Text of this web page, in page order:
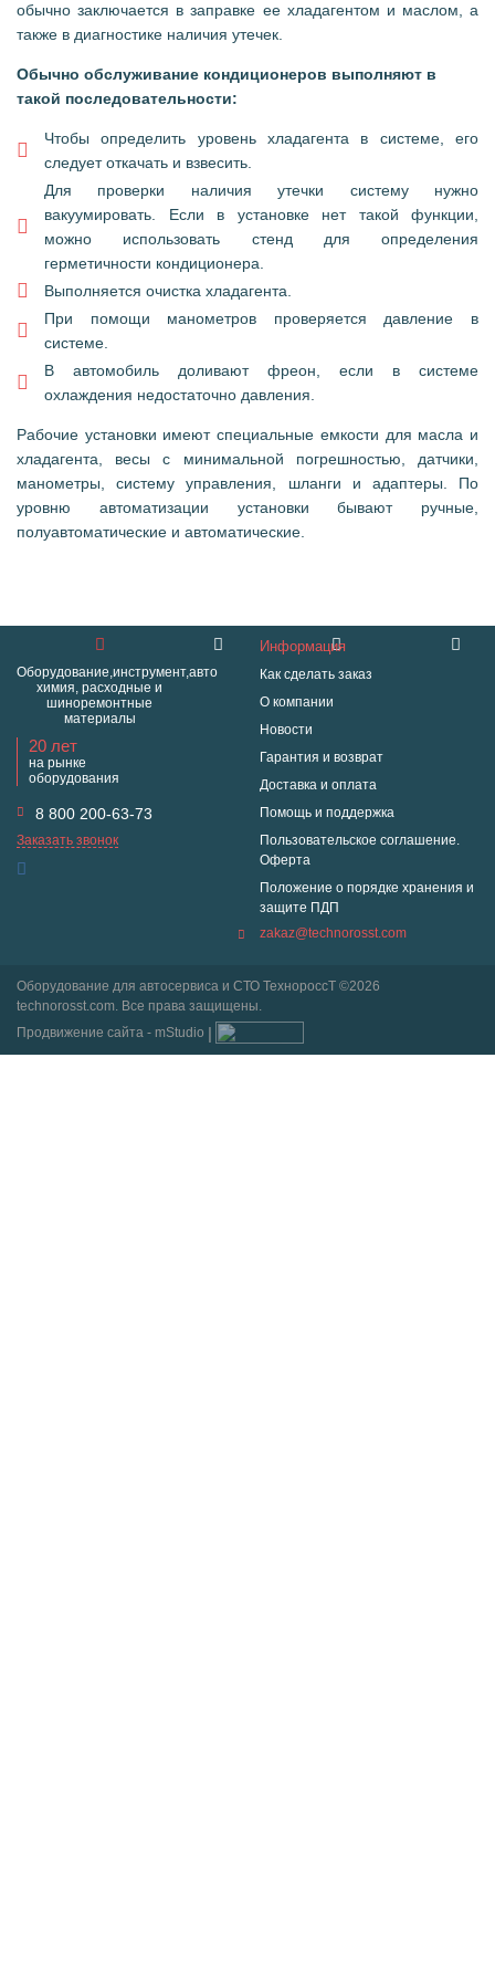
обычно заключается в заправке ее хладагентом и маслом, а
также в диагностике наличия утечек.
Обычно обслуживание кондиционеров выполняют в
такой последовательности:
Чтобы определить уровень хладагента в системе, его
следует откачать и взвесить.
Для проверки наличия утечки систему нужно
вакуумировать. Если в установке нет такой функции,
можно использовать стенд для определения
герметичности кондиционера.
Выполняется очистка хладагента.
При помощи манометров проверяется давление в
системе.
В автомобиль доливают фреон, если в системе
охлаждения недостаточно давления.
Рабочие установки имеют специальные емкости для масла и
хладагента, весы с минимальной погрешностью, датчики,
манометры, систему управления, шланги и адаптеры. По
уровню автоматизации установки бывают ручные,
полуавтоматические и автоматические.
Оборудование,инструмент,авто
химия, расходные и
шиноремонтные
материалы
20 лет
на рынке
оборудования
8 800 200-63-73
Заказать звонок
Информация
Как сделать заказ
О компании
Новости
Гарантия и возврат
Доставка и оплата
Помощь и поддержка
Пользовательское соглашение.
Оферта
Положение о порядке хранения и
защите ПДП
zakaz@technorosst.com
Оборудование для автосервиса и СТО ТехнороссТ ©2026
technorosst.com. Все права защищены.
Продвижение сайта - mStudio